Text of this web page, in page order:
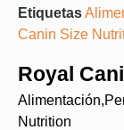
Etiquetas
Canin Size
Royal
Alimentación,
Nutrition